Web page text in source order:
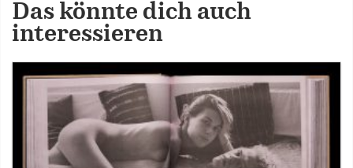
Das könnte dich auch
interessieren